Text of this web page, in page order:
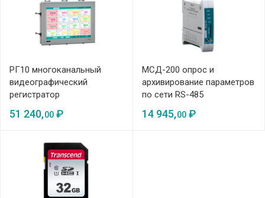
РГ10 многоканальный
видеографический
регистратор
51 240,00 ₽
МСД-200 опрос и
архивирование параметров
по сети RS-485
14 945,00₽